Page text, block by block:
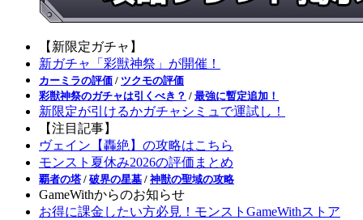
【新限定ガチャ】
新ガチャ「彩獣神祭」が開催！
カーミラの評価 / ツクモの評価
彩獣神祭のガチャは引くべき？ / 最強に暫定追加！
新限定が引けるかガチャシミュで運試し！
【注目記事】
ヴェイン【轟絶】の攻略はこちら
モンスト夏休み2026の評価まとめ
覇者の塔 / 破界の星墓 / 神獣の聖域の攻略
GameWithからのお知らせ
お得に課金したい方必見！モンストGameWithストア